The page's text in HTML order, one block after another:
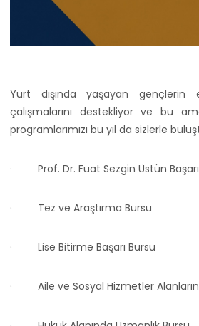
Yurt dışında yaşayan
çalışmalarını destekliyor ve bu
programlarımızı bu yıl da sizlerle
· Prof. Dr. Fuat Sezgin Üstün Başarı
· Tez ve Araştırma Bursu
· Lise Bitirme Başarı Bursu
· Aile ve Sosyal Hizmetler